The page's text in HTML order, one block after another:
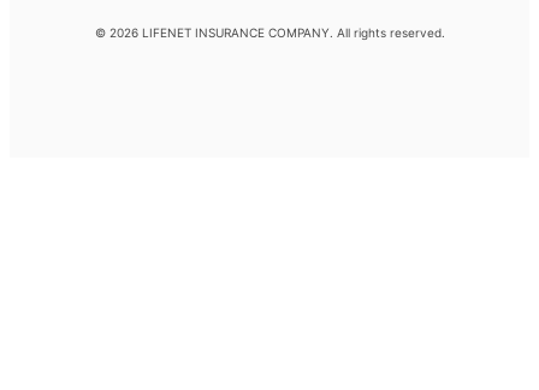
© 2026 LIFENET INSURANCE COMPANY. All rights reserved.